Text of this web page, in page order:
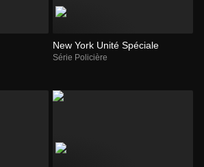
New York Unité Spéciale
Série Policière